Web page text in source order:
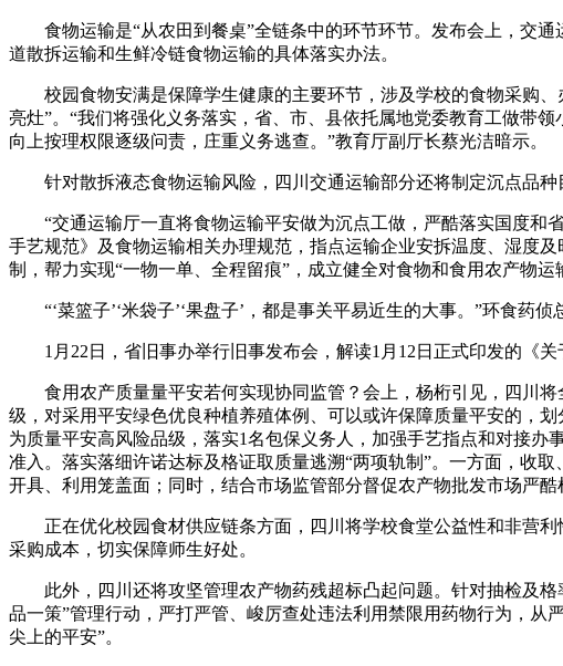
食物运输是“从农田到餐桌”全链条中的环节环节。发布会上，交通
道散拆运输和生鲜冷链食物运输的具体落实办法。
校园食物安满是保障学生健康的主要环节，涉及学校的食物采购、
亮灶”。“我们将强化义务落实，省、市、县依托属地党委教育工做带
向上按理权限逐级问责，庄重义务逃查。”教育厅副厅长蔡光洁暗示。
针对散拆液态食物运输风险，四川交通运输部分还将制定沉点品种
“交通运输厅一直将食物运输平安做为沉点工做，严酷落实国度和
手艺规范》及食物运输相关办理规范，指点运输企业安拆温度、湿度
制，帮力实现“一物一单、全程留痕”，成立健全对食物和食用农产物
“‘菜篮子’‘米袋子’‘果盘子’，都是事关平易近生的大事。”环食药
1月22日，省旧事办举行旧事发布会，解读1月12日正式印发的《关
食用农产质量量平安若何实现协同监管？会上，杨桁引见，四川将
级，对采用平安绿色优良种植养殖体例、可以或许保障质量平安的，
为质量平安高风险品级，落实1名包保义务人，加强手艺指点和对接
准入。落实落细许诺达标及格证取质量逃溯“两项轨制”。一方面，收
开具、利用笼盖面；同时，结合市场监管部分督促农产物批发市场严
正在优化校园食材供应链条方面，四川将学校食堂公益性和非营利
采购成本，切实保障师生好处。
此外，四川还将攻坚管理农产物药残超标凸起问题。针对抽检及格
品一策”管理行动，严打严管、峻厉查处违法利用禁限用药物行为，
尖上的平安”。